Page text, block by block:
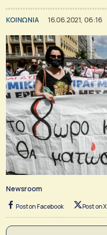
ΚΟΙΝΩΝΙΑ 16.06.2021, 06:16
Newsroom
Post on Facebook Post on X